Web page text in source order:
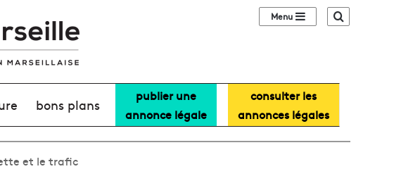
Sidebar (barre
bons plans
publier une
annonce légale
consulter les
annonces légales
et le trafic